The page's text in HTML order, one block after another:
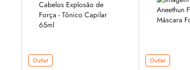
Outlet Outlet